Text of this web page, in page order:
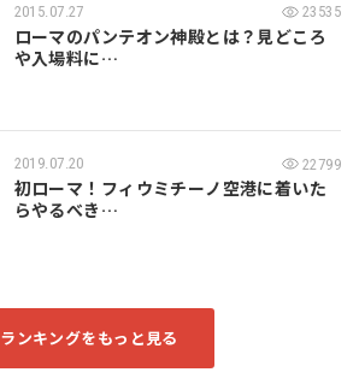
2015.07.27 23535
ローマのパンテオン神殿とは？見どころ
や入場料に…
2019.07.20 22799
初ローマ！フィウミチーノ空港に着いた
らやるべき…
ランキングをもっと見る